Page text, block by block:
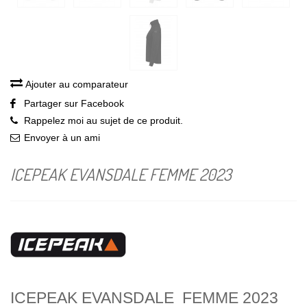
Ajouter au comparateur
Partager sur Facebook
Rappelez moi au sujet de ce produit.
Envoyer à un ami
ICEPEAK EVANSDALE FEMME 2023
ICEPEAK EVANSDALE FEMME 2023